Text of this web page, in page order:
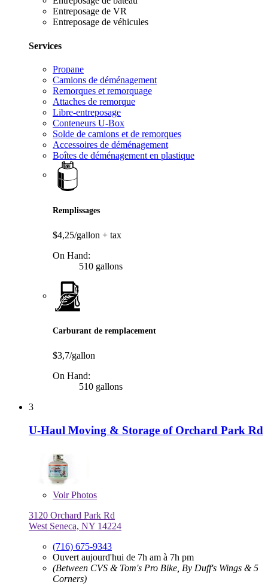
Entreposage de VR
Entreposage de véhicules
Services
Propane
Camions de déménagement
Remorques et remorquage
Attaches de remorque
Libre-entreposage
Conteneurs U-Box
Solde de camions et de remorques
Accessoires de déménagement
Boîtes de déménagement en plastique
Remplissages
$4,25/gallon + tax
On Hand:
510 gallons
Carburant de remplacement
$3,7/gallon
On Hand:
510 gallons
3
U-Haul Moving & Storage of Orchard Park Rd
VoirPhotos
3120 Orchard Park Rd
West Seneca, NY 14224
(716) 675-9343
Ouvert aujourd'hui de 7h am à 7h pm
(Between CVS & Tom's Pro Bike, By Duff's Wings & 5
Corners)